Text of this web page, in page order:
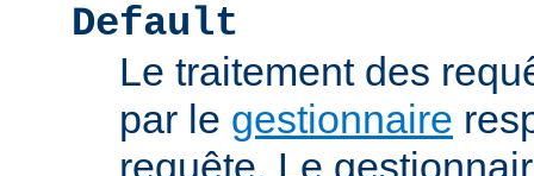
Default
Le traitement des
par le gestionnaire
requête. Le